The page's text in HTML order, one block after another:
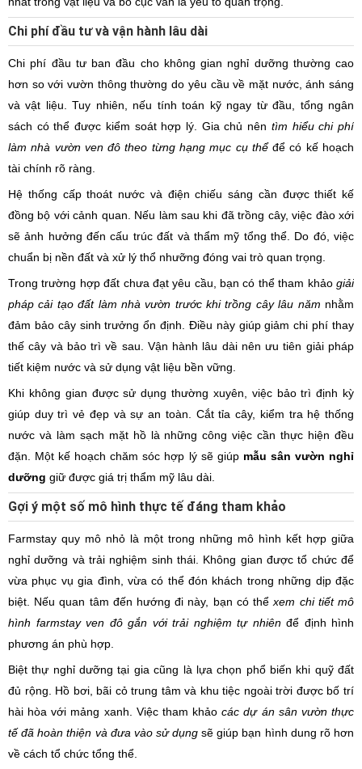
Chi phí đầu tư và vận hành lâu dài
Chi phí đầu tư ban đầu cho không gian nghỉ dưỡng thường cao
hơn so với vườn thông thường do yêu cầu về mặt nước, ánh sáng
và vật liệu. Tuy nhiên, nếu tính toán kỹ ngay từ đầu, tổng ngân
sách có thể được kiểm soát hợp lý. Gia chủ nên tìm hiểu chi phí
làm nhà vườn ven đô theo từng hạng mục cụ thểđể có kế hoạch
tài chính rõ ràng.
Hệ thống cấp thoát nước và điện chiếu sáng cần được thiết kế
đồng bộ với cảnh quan. Nếu làm sau khi đã trồng cây, việc đào xới
sẽ ảnh hưởng đến cấu trúc đất và thẩm mỹ tổng thể. Do đó, việc
chuẩn bị nền đất và xử lý thổ nhưỡng đóng vai trò quan trọng.
Trong trường hợp đất chưa đạt yêu cầu, bạn có thể tham khảo giải
pháp cải tạo đất làm nhà vườn trước khi trồng cây lâu năm nhằm
đảm bảo cây sinh trưởng ổn định. Điều này giúp giảm chi phí thay
thế cây và bảo trì về sau. Vận hành lâu dài nên ưu tiên giải pháp
tiết kiệm nước và sử dụng vật liệu bền vững.
Khi không gian được sử dụng thường xuyên, việc bảo trì định kỳ
giúp duy trì vẻ đẹp và sự an toàn. Cắt tỉa cây, kiểm tra hệ thống
nước và làm sạch mặt hồ là những công việc cần thực hiện đều
đặn. Một kế hoạch chăm sóc hợp lý sẽ giúp mẫu sân vườn nghỉ
dưỡng giữ được giá trị thẩm mỹ lâu dài.
Gợi ý một số mô hình thực tế đáng tham khảo
Farmstay quy mô nhỏ là một trong những mô hình kết hợp giữa
nghỉ dưỡng và trải nghiệm sinh thái. Không gian được tổ chức để
vừa phục vụ gia đình, vừa có thể đón khách trong những dịp đặc
biệt. Nếu quan tâm đến hướng đi này, bạn có thểxem chi tiết mô
hình farmstay ven đô gắn với trải nghiệm tự nhiênđể định hình
phương án phù hợp.
Biệt thự nghỉ dưỡng tại gia cũng là lựa chọn phổ biến khi quỹ đất
đủ rộng. Hồ bơi, bãi cỏ trung tâm và khu tiệc ngoài trời được bố trí
hài hòa với mảng xanh. Việc tham khảocác dự án sân vườn thực
tế đã hoàn thiện và đưa vào sử dụng sẽ giúp bạn hình dung rõ hơn
về cách tổ chức tổng thể.